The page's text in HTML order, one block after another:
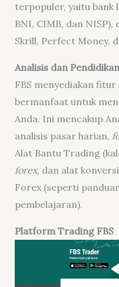
terpopuler, yaitu bank
BNI, CIMB, dan NISP),
Skrill, Perfect Money,
Analisis dan Pendidikan
FBS menyediakan
bermanfaat untuk
Anda. Ini mencakup
analisis pasar harian,
Alat Bantu Trading
forex, dan alat
Forex (seperti
pembelajaran).
Platform Trading FBS